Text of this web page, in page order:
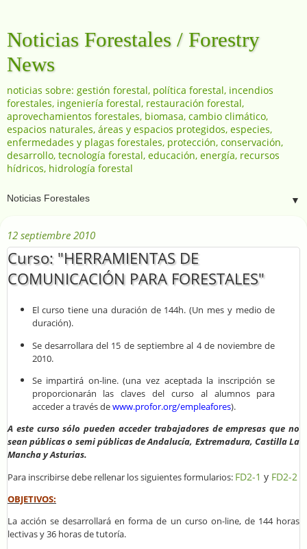
Noticias Forestales / Forestry
News
noticias sobre: gestión forestal, política forestal, incendios
forestales, ingeniería forestal, restauración forestal,
aprovechamientos forestales, biomasa, cambio climático,
espacios naturales, áreas y espacios protegidos, especies,
enfermedades y plagas forestales, protección, conservación,
desarrollo, tecnología forestal, educación, energía, recursos
hídricos, hidrología forestal
▼
12 septiembre 2010
Curso: "HERRAMIENTAS DE
COMUNICACIÓN PARA FORESTALES"
El curso tiene una duración de 144h. (Un mes y medio de
duración).
Se desarrollara del 15 de septiembre al 4 de noviembre de
2010.
Se impartirá on-line. (una vez aceptada la inscripción se
proporcionarán las claves del curso al alumnos para
acceder a través dewww.profor.org/empleafores).
A este curso sólo pueden acceder trabajadores de empresas que no
sean públicas o semi públicas de Andalucía, Extremadura, Castilla La
Mancha y Asturias.
Para inscribirse debe rellenar los siguientes formularios: FD2-1 y FD2-2
OBJETIVOS:
La acción se desarrollará en forma de un curso on-line, de 144 horas
lectivas y 36 horas de tutoría.